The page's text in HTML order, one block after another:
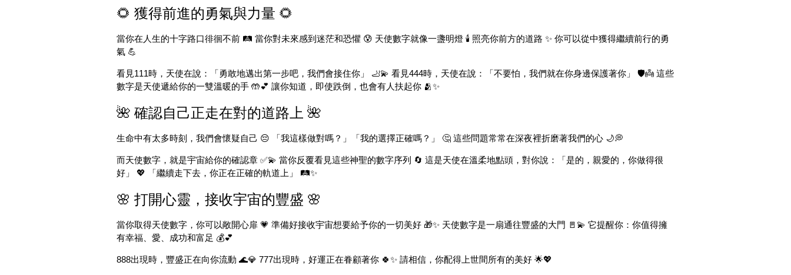
🌻 獲得前進的勇氣與力量 🌻
當你在人生的十字路口徘徊不前 🛤️ 當你對未來感到迷茫和恐懼 😰 天使數字就像一盞明燈 🕯️ 照亮你前方的道路 ✨ 你可以從中獲得繼續前行的勇
氣 💪
看見111時，天使在說：「勇敢地邁出第一步吧，我們會接住你」 🦶💫 看見444時，天使在說：「不要怕，我們就在你身邊保護著你」 🛡️👼 這些
數字是天使遞給你的一雙溫暖的手 🤲💕 讓你知道，即使跌倒，也會有人扶起你 🫂✨
🌺 確認自己正走在對的道路上 🌺
生命中有太多時刻，我們會懷疑自己 😔 「我這樣做對嗎？」「我的選擇正確嗎？」 🤔 這些問題常常在深夜裡折磨著我們的心 🌙💭
而天使數字，就是宇宙給你的確認章 ✅💫 當你反覆看見這些神聖的數字序列 🔄 這是天使在溫柔地點頭，對你說：「是的，親愛的，你做得很
好」 💖 「繼續走下去，你正在正確的軌道上」 🛤️✨
🌸 打開心靈，接收宇宙的豐盛 🌸
當你取得天使數字，你可以敞開心扉 💗 準備好接收宇宙想要給予你的一切美好 🎁✨ 天使數字是一扇通往豐盛的大門 🚪💫 它提醒你：你值得擁
有幸福、愛、成功和富足 💰💕
888出現時，豐盛正在向你流動 🌊💎 777出現時，好運正在眷顧著你 🍀✨ 請相信，你配得上世間所有的美好 🌟💖